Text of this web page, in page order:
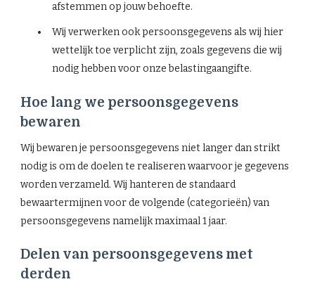
afstemmen op jouw behoefte.
Wij verwerken ook persoonsgegevens als wij hier
wettelijk toe verplicht zijn, zoals gegevens die wij
nodig hebben voor onze belastingaangifte.
Hoe lang we persoonsgegevens
bewaren
Wij bewaren je persoonsgegevens niet langer dan strikt
nodig is om de doelen te realiseren waarvoor je gegevens
worden verzameld. Wij hanteren de standaard
bewaartermijnen voor de volgende (categorieën) van
persoonsgegevens namelijk maximaal 1 jaar.
Delen van persoonsgegevens met
derden